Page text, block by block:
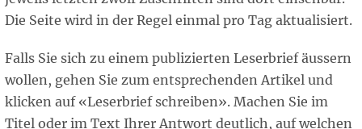
Die Seite wird in der Regel einmal pro Tag aktualisiert.
Falls Sie sich zu einem publizierten Leserbrief äussern
wollen, gehen Sie zum entsprechenden Artikel und
klicken auf «Leserbrief schreiben». Machen Sie im
Titel oder im Text Ihrer Antwort deutlich, auf welchen